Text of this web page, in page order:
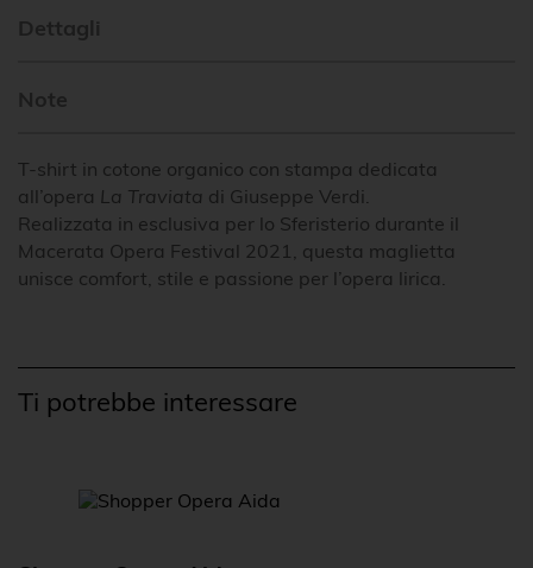
Dettagli
Note
T-shirt in cotone organico con stampa dedicata
all’opera La Traviata di Giuseppe Verdi.
Realizzata in esclusiva per lo Sferisterio durante il
Macerata Opera Festival 2021, questa maglietta
unisce comfort, stile e passione per l’opera lirica.
Ti potrebbe interessare